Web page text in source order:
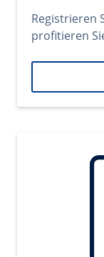
Registrieren
profitieren